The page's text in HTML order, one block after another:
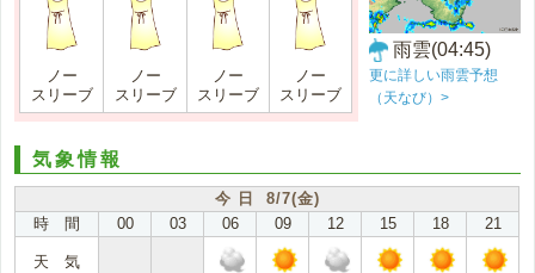
ノー
スリーブ
ノー
スリーブ
ノー
スリーブ
ノー
スリーブ
雨雲(04:45)
更に詳しい雨雲予想
（天なび）>
気象情報
今 日 8/7(金)
時 間
00 03 06 09 12 15 18 21
天 気